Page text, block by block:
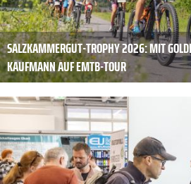
SALZKAMMERGUT-TROPHY 2026: MIT
KAUFMANN AUF EMTB-TOUR